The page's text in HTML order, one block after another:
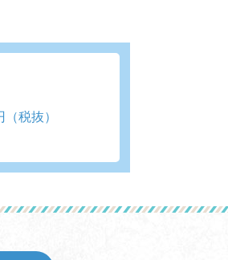
税抜）